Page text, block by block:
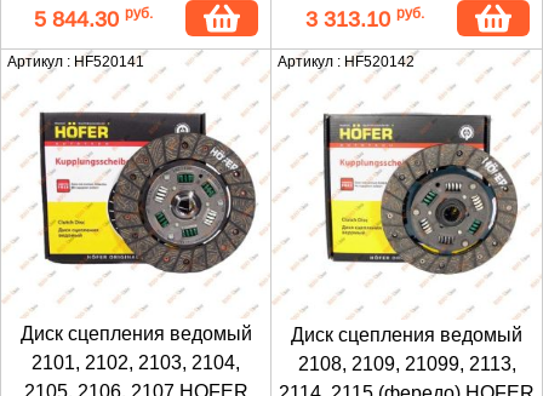
5 844.30 руб. 3 313.10 руб.
Артикул : HF520141
Диск сцепления ведомый
2101, 2102, 2103, 2104,
2105, 2106, 2107 HOFER
Артикул : HF520142
Диск сцепления ведомый
2108, 2109, 21099, 2113,